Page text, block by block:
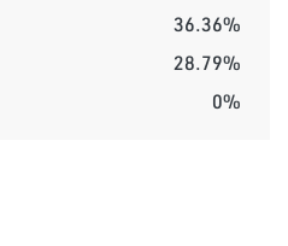
36.36%
28.79%
0%